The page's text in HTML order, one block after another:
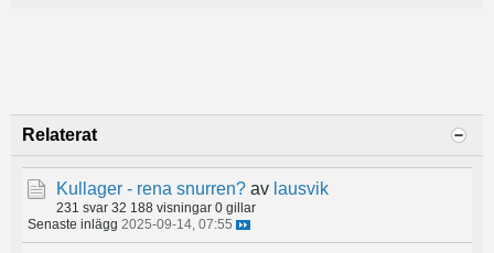
Relaterat
Kullager - rena snurren? av lausvik
231 svar 32 188 visningar 0 gillar
Senaste inlägg 2025-09-14, 07:55